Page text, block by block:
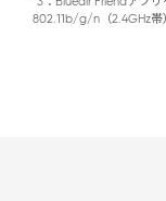
802.11b/g/n（2.4GHz帯